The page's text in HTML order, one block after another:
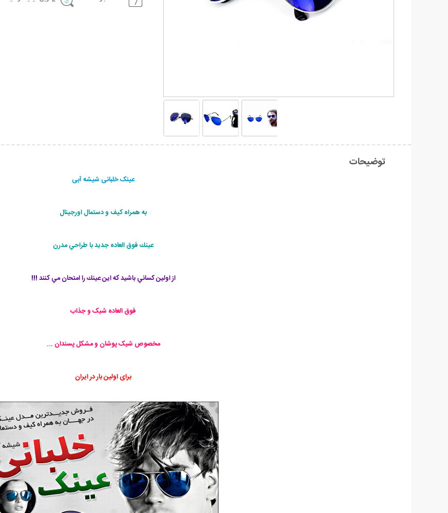
توضیحات
عینک خلبانی شیشه آبی
به همراه کیف و دستمال اورجینال
عينك فوق العاده جديد با طراحي مدرن
از اولين كساني باشيد كه اين عينك را امتحان مي كنند !!!
فوق العاده شیک و جذاب
مخصوص شیک پوشان و مشکل پسندان ...
برای اولین بار در ایران